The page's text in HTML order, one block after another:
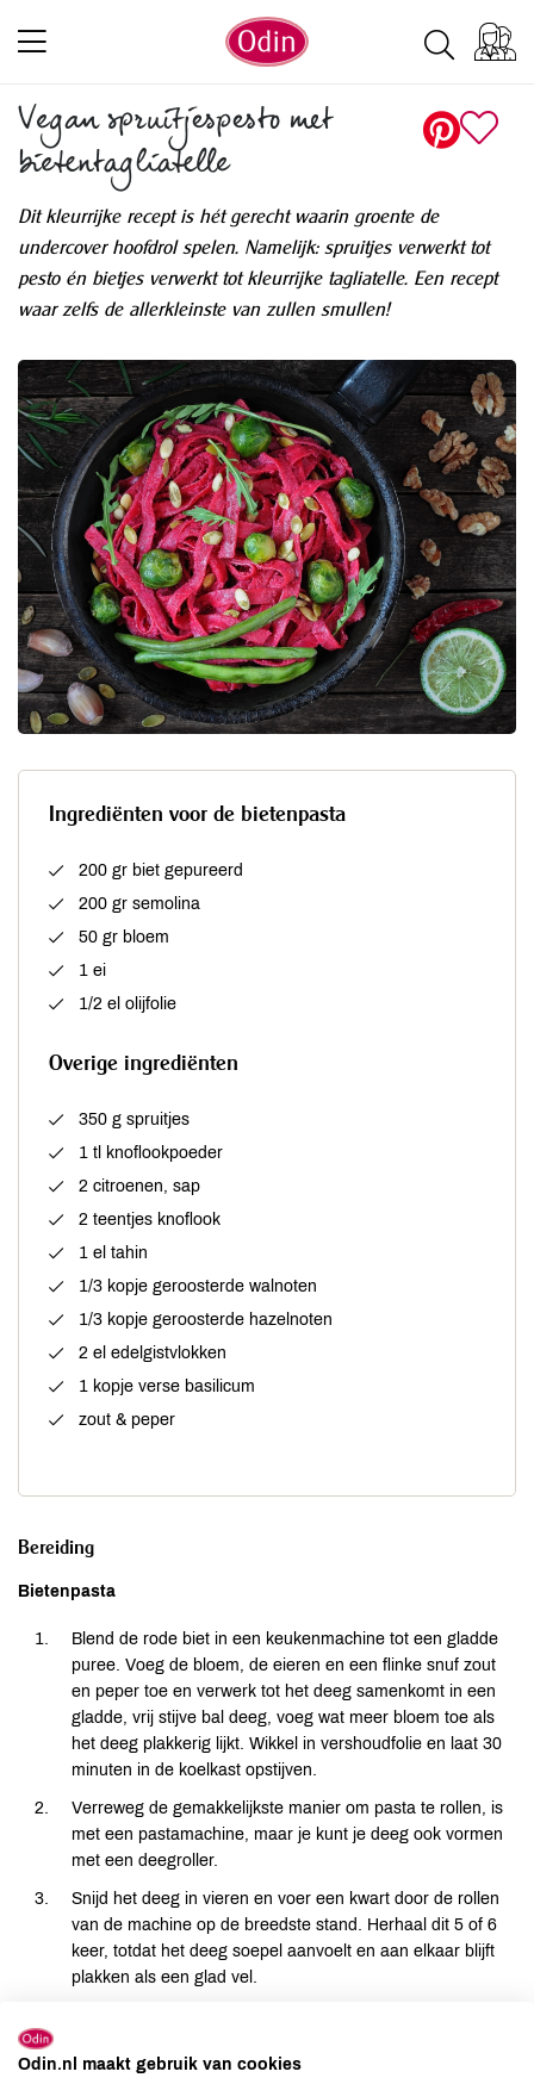
Vegan spruitjespesto met
bietentagliatelle
Dit kleurrijke recept is hét gerecht waarin groente de
undercover hoofdrol spelen. Namelijk: spruitjes verwerkt tot
pesto én bietjes verwerkt tot kleurrijke tagliatelle. Een recept
waar zelfs de allerkleinste van zullen smullen!
Ingrediënten voor de bietenpasta
200 gr biet gepureerd
200 gr semolina
50 gr bloem
1 ei
1/2 el olijfolie
Overige ingrediënten
350 g spruitjes
1 tl knoflookpoeder
2 citroenen, sap
2 teentjes knoflook
1 el tahin
1/3 kopje geroosterde walnoten
1/3 kopje geroosterde hazelnoten
2 el edelgistvlokken
1 kopje verse basilicum
zout & peper
Bereiding
Bietenpasta
Blend de rode biet in een keukenmachine tot een gladde
puree. Voeg de bloem, de eieren en een flinke snuf zout
en peper toe en verwerk tot het deeg samenkomt in een
gladde, vrij stijve bal deeg, voeg wat meer bloem toe als
het deeg plakkerig lijkt. Wikkel in vershoudfolie en laat 30
minuten in de koelkast opstijven.
Verreweg de gemakkelijkste manier om pasta te rollen, is
met een pastamachine, maar je kunt je deeg ook vormen
met een deegroller.
Snijd het deeg in vieren en voer een kwart door de rollen
van de machine op de breedste stand. Herhaal dit 5 of 6
keer, totdat het deeg soepel aanvoelt en aan elkaar blijft
plakken als een glad vel.
bloem toe als u denkt dat dit nodig is.
Odin.nl maakt gebruik van cookies